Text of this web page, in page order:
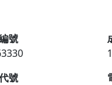
號
號